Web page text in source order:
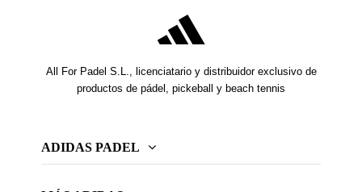
All For Padel S.L., licenciatario y distribuidor exclusivo de
productos de pádel, pickeball y beach tennis
ADIDAS PADEL